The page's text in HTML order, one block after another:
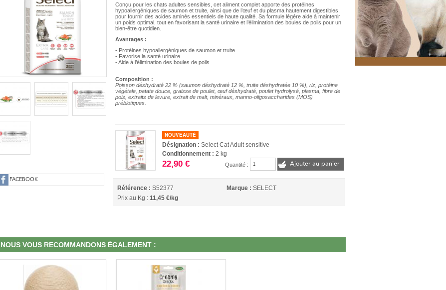
FACEBOOK
Conçu pour les chats adultes sensibles, cet aliment complet apporte des protéines
hypoallergéniques de saumon et truite, ainsi que de l’œuf et du plasma hautement digestibles,
pour fournir des acides aminés essentiels de haute qualité. Sa formule légère aide à maintenir
un poids optimal, tout en favorisant la santé urinaire et l’élimination des boules de poils pour un
bien-être quotidien.
Avantages :
- Protéines hypoallergéniques de saumon et truite
- Favorise la santé urinaire
- Aide à l’élimination des boules de poils
Composition :
Poisson déshydraté 22 % (saumon déshydraté 12 %, truite déshydratée 10 %), riz, protéine
végétale, patate douce, graisse de poulet, œuf déshydraté, poulet hydrolysé, plasma, fibre de
pois, extraits de levure, extrait de malt, minéraux, manno-oligosaccharides (MOS)
prébiotiques.
NOUVEAUTÉ
Désignation :Select Cat Adult sensitive
Conditionnement :2 kg
22,90 € Quantité : Ajouter au panier
Référence : S52377 Marque : SELECT
Prix au Kg :11,45 €/kg
NOUS VOUS RECOMMANDONS ÉGALEMENT :